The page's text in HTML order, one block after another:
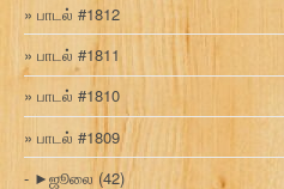
பாடல் #1812
பாடல் #1811
பாடல் #1810
பாடல் #1809
►ஜூலை (42)